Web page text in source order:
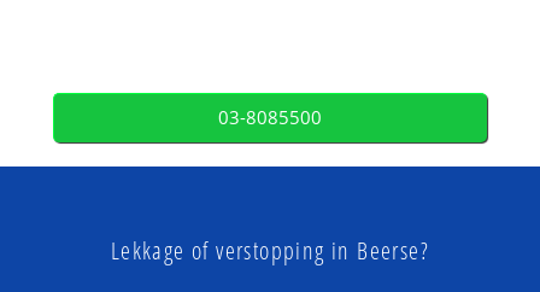
03-8085500
Lekkage of verstopping in Beerse?